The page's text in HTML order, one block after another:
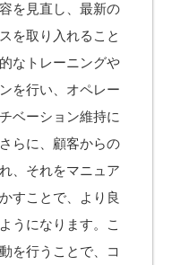
を見直し、最新の
を取り入れること
なトレーニングや
を行い、オペレー
ベーション維持に
らに、顧客からの
、それをマニュア
すことで、より良
うになります。こ
を行うことで、コ